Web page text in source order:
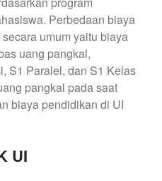
Perbedaan biaya
umum yaitu biaya
uang pangkal,
S1 Paralel, dan S1 Kelas
pangkal pada saat
biaya pendidikan di UI
UI